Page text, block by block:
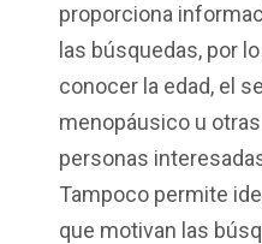
proporciona
las búsquedas, por
conocer la edad, el
menopáusico u
personas
Tampoco permite
que motivan las